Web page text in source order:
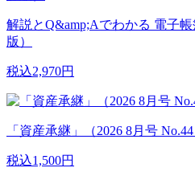
解説とQ&amp;Aでわかる 電子
版）
税込2,970円
「資産承継」（2026 8月号 No.44
税込1,500円